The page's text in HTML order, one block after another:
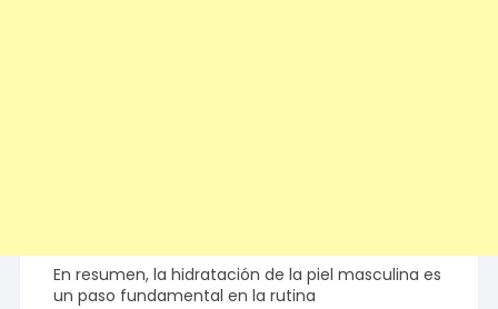
En resumen, la hidratación de la piel masculina es
un paso fundamental en la rutina